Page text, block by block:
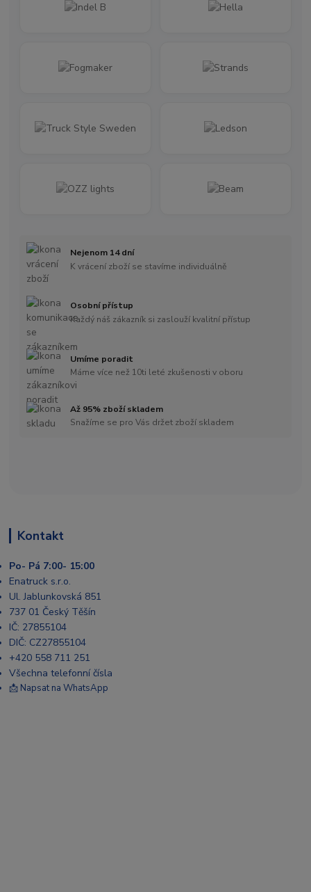
Nejenom 14 dní
K vrácení zboží se stavíme individuálně
Osobní přístup
Každý náš zákazník si zaslouží kvalitní přístup
Umíme poradit
Máme více než 10ti leté zkušenosti v oboru
Až 95% zboží skladem
Snažíme se pro Vás držet zboží skladem
Kontakt
Po- Pá 7:00- 15:00
Enatruck s.r.o.
Ul. Jablunkovská 851
737 01 Český Těšín
IČ: 27855104
DIČ: CZ27855104
+420 558 711 251
Všechna telefonní čísla
📩 Napsat na WhatsApp